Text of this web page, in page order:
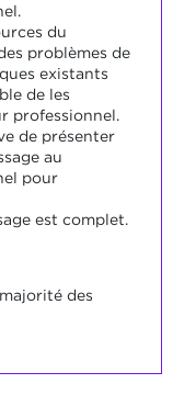
du
problèmes de
existants
de les
professionnel.
de présenter
au
pour
est complet.
des